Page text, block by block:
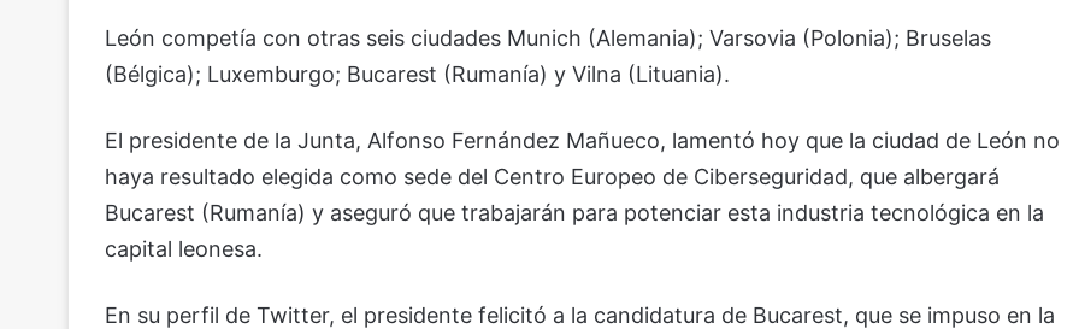
León competía con otras seis ciudades Munich (Alemania); Varsovia (Polonia); Bruselas
(Bélgica); Luxemburgo; Bucarest (Rumanía) y Vilna (Lituania).
El presidente de la Junta, Alfonso Fernández Mañueco, lamentó hoy que la ciudad de León no
haya resultado elegida como sede del Centro Europeo de Ciberseguridad, que albergará
Bucarest (Rumanía) y aseguró que trabajarán para potenciar esta industria tecnológica en la
capital leonesa.
En su perfil de Twitter, el presidente felicitó a la candidatura de Bucarest, que se impuso en la